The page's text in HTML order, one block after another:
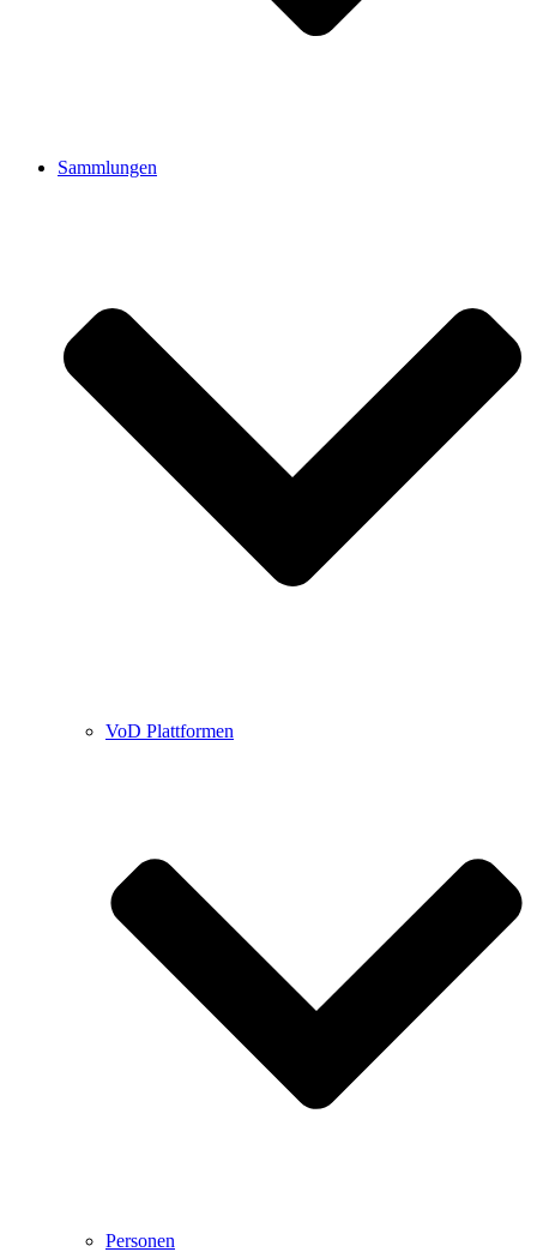
Sammlungen
VoD Plattformen
Personen